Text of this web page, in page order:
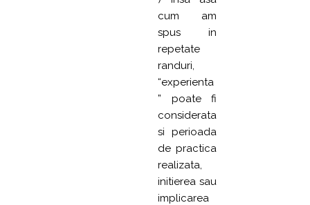
cum am
spus in
repetate
randuri,
“experienta
” poate fi
considerata
si perioada
de practica
realizata,
initierea sau
implicarea